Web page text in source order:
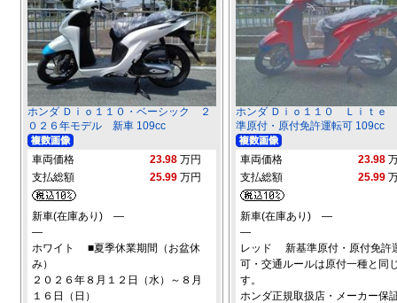
ホンダ Ｄｉｏ１１０・ベーシック ２
０２６年モデル 新車 109cc
車両価格 23.98 万円
支払総額
25.99 万円
新車(在庫あり) ―
―
ホワイト ■夏季休業期間（お盆休
み）
２０２６年８月１２日（水）～８月
１６日（日）
ホンダ Ｄｉｏ１１０ Ｌｉｔｅ
準原付・原付免許運転可 109cc
車両価格 23.98
支払総額
25.99
新車(在庫あり) ―
―
レッド 新基準原付・原付免許
可・交通ルールは原付一種と同
す。
ホンダ正規取扱店・メーカー保